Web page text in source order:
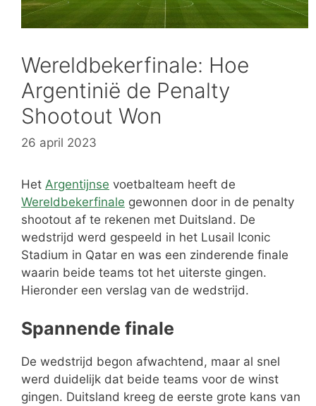
Wereldbekerfinale: Hoe
Argentinië de Penalty
Shootout Won
26 april 2023
Het Argentijnse voetbalteam heeft de
Wereldbekerfinale gewonnen door in de penalty
shootout af te rekenen met Duitsland. De
wedstrijd werd gespeeld in het Lusail Iconic
Stadium in Qatar en was een zinderende finale
waarin beide teams tot het uiterste gingen.
Hieronder een verslag van de wedstrijd.
Spannende finale
De wedstrijd begon afwachtend, maar al snel
werd duidelijk dat beide teams voor de winst
gingen. Duitsland kreeg de eerste grote kans van